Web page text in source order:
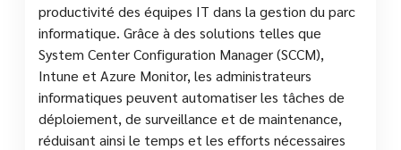
productivité des équipes IT dans la gestion du parc
informatique. Grâce à des solutions telles que
System Center Configuration Manager (SCCM),
Intune et Azure Monitor, les administrateurs
informatiques peuvent automatiser les tâches de
déploiement, de surveillance et de maintenance,
réduisant ainsi le temps et les efforts nécessaires